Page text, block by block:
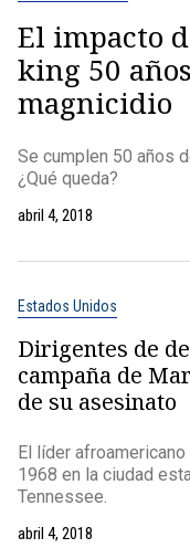
El impacto
king 50
magnicidio
Se cumplen 50 años
¿Qué queda?
abril 4, 2018
Estados Unidos
Dirigentes de
campaña de
de su asesinato
El líder
1968 en la ciudad
Tennessee.
abril 4, 2018